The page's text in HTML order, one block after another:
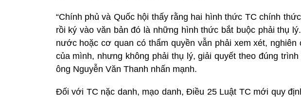
“Chính phủ và Quốc hội thấy rằng hai hình thức TC chính
rồi ký vào văn bản đó là những hình thức bắt buộc phải thụ
nước hoặc cơ quan có thẩm quyền vẫn phải xem xét,
của mình, nhưng không phải thụ lý, giải quyết theo đúng
ông Nguyễn Văn Thanh nhấn mạnh.
Đối với TC nặc danh, mạo danh, Điều 25 Luật TC mới quy